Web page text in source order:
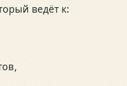
ведёт к: